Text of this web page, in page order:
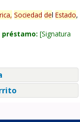
Sociedad del Estado,
préstamo: Signatura